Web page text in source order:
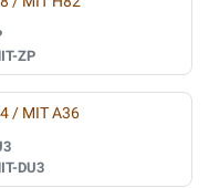
ZP
/ MIT A36
DU3